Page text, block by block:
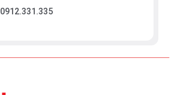
0912.331.335